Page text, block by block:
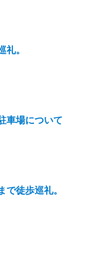
礼。
車場について
で徒歩巡礼。